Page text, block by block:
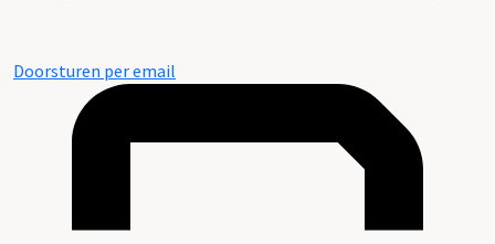
Doorsturen per email